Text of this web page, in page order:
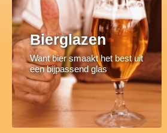
Bierglazen
Want bier smaakt het best uit
een bijpassend glas